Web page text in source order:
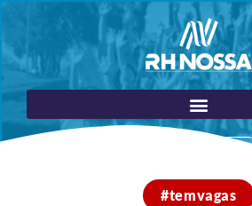
#temvagas